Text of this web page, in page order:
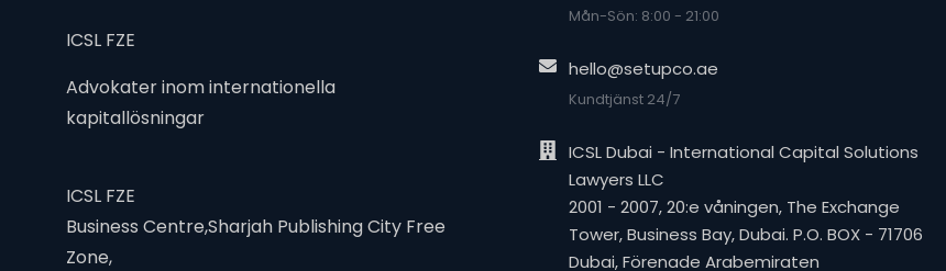
ICSL FZE
Advokater inom internationella
kapitallösningar
ICSL FZE
Business Centre,Sharjah Publishing City Free
Zone,
Mån-Sön: 8:00 - 21:00
hello@setupco.ae
Kundtjänst 24/7
ICSL Dubai - International Capital Solutions
Lawyers LLC
2001 - 2007, 20:e våningen, The Exchange
Tower, Business Bay, Dubai. P.O. BOX - 71706
Dubai, Förenade Arabemiraten